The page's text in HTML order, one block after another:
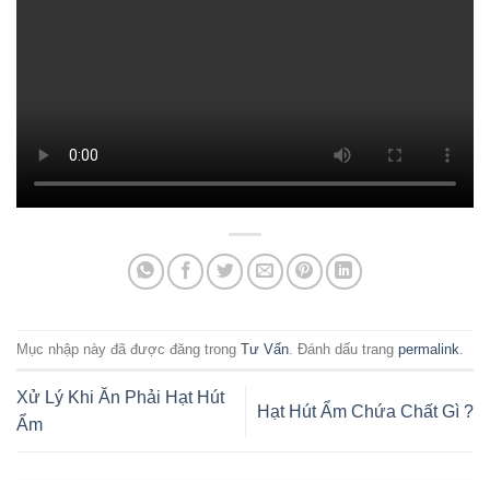
Mục nhập này đã được đăng trong Tư Vấn . Đánh dấu trang permalink
Xử Lý Khi Ăn Phải Hạt Hút
Ẩm
Hạt Hút Ẩm Chứa Chất Gì ?